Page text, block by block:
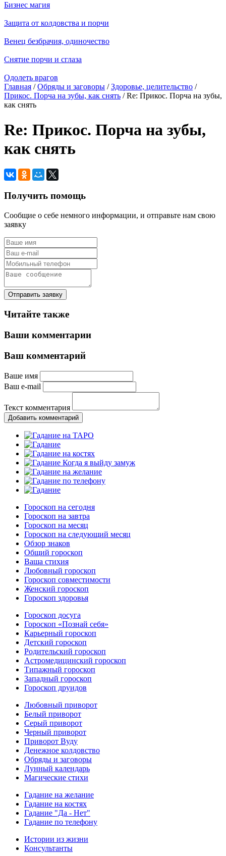
Бизнес магия
Защита от колдовства и порчи
Венец безбрачия, одиночество
Снятие порчи и сглаза
Одолеть врагов
Главная /Обряды и заговоры /Здоровье, целительство /
Прикос. Порча на зубы, как снять / Re: Прикос. Порча на зубы,
как снять
Re: Прикос. Порча на зубы,
как снять
Получить помощь
Сообщие о себе немного информации, и отправьте нам свою
заявку
Отправить заявку
Читайте также
Ваши комментарии
Ваш комментарий
Ваше имя
Ваш e-mail
Текст комментария
Добавить комментарий
Гороскоп на сегодня
Гороскоп на завтра
Гороскоп на месяц
Гороскоп на следующий месяц
Обзор знаков
Общий гороскоп
Ваша стихия
Любовный гороскоп
Гороскоп совместимости
Женский гороскоп
Гороскоп здоровья
Гороскоп досуга
Гороскоп «Познай себя»
Карьерный гороскоп
Детский гороскоп
Родительский гороскоп
Астромедицинский гороскоп
Типажный гороскоп
Западный гороскоп
Гороскоп друидов
Любовный приворот
Белый приворот
Серый приворот
Черный приворот
Приворот Вуду
Денежное колдовство
Обряды и заговоры
Лунный календарь
Магические стихи
Гадание на желание
Гадание на костях
Гадание "Да - Нет"
Гадание по телефону
Истории из жизни
Консультанты